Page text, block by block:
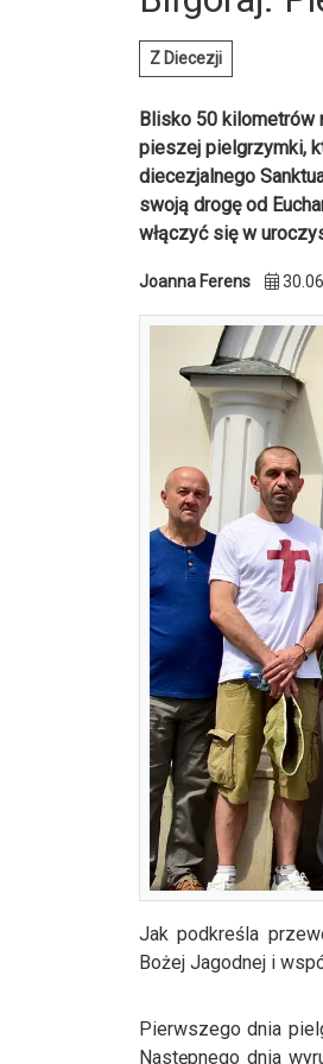
Z Diecezji
Blisko 50 kilometrów
pieszej pielgrzymki,
diecezjalnego
swoją drogę od
włączyć się w
Joanna Ferens
Jak podkreśla
Bożej Jagodnej i
Pierwszego dnia
Następnego dnia